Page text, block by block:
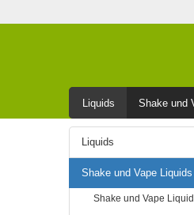
Liquids Shake und
Leider ausverkauft
Liquids
Shake und Vape Liquids
Shake und Vape